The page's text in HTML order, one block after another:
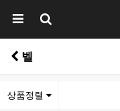
벨
상품정렬